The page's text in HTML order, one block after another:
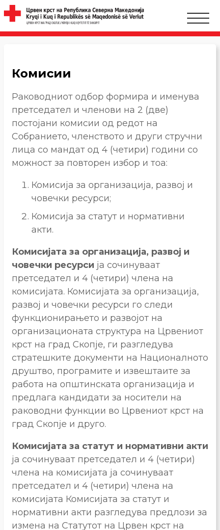
Комисии
Раководниот одбор формира и именува
претседател и членови на 2 (две)
постојани комисии од редот на
Собранието, членството и други стручни
лица со мандат од 4 (четири) години со
можност за повторен избор и тоа:
Комисија за организација, развој и
човечки ресурси;
Комисија за статут и нормативни
акти.
Комисијата за организација, развој и
човечки ресурси ја сочинуваат
претседател и 4 (четири) члена на
комисијата. Комисијата за организација,
развој и човечки ресурси го следи
функционирањето и развојот на
организационата структура на Црвениот
крст на град Скопје, ги разгледува
стратешките документи на Националното
друштво, програмите и извештаите за
работа на општинската организација и
предлага кандидати за носители на
раководни функции во Црвениот крст на
град Скопје и друго.
Комисијата за статут и нормативни акти
ја сочинуваат претседател и 4 (четири)
члена на комисијата ја сочинуваат
претседател и 4 (четири) члена на
комисијата Комисијата за статут и
нормативни акти разгледува предлози за
измена на Статутот на Црвен крст на